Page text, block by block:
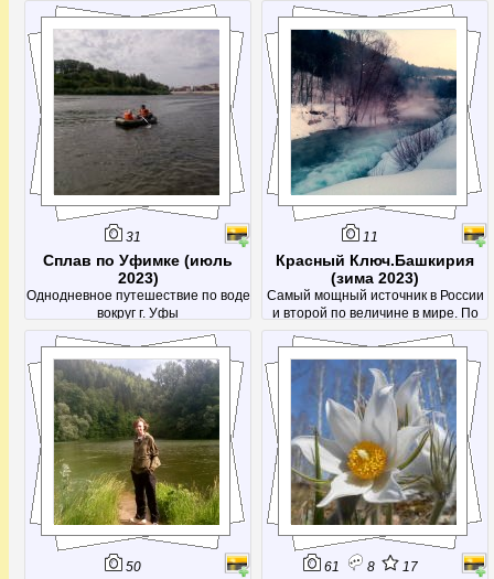
получения эстетического
наслаждения от красивых
фотографий.
31
Сплав по Уфимке (июль
2023)
Однодневное путешествие по воде
вокруг г. Уфы
11
Красный Ключ.Башкирия
(зима 2023)
Самый мощный источник в России
и второй по величине в мире. По
расходу воды (14,7 кубометров в
секунду) его немного опережает
только источник Фонтен де Воклюз
во Франции, да и то лишь в летнее
время - во время таяния снегов
расход возрастает многократно,
50 61 8 17